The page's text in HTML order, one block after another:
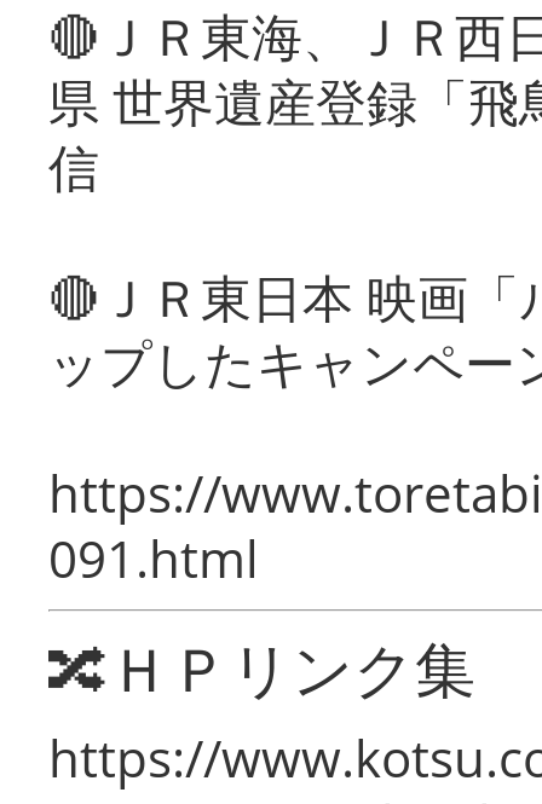
🔴ＪＲ東海、ＪＲ西
県 世界遺産登録「
信
🔴ＪＲ東日本 映画
ップしたキャンペー
https://
091.html
🔀ＨＰリンク集
https://